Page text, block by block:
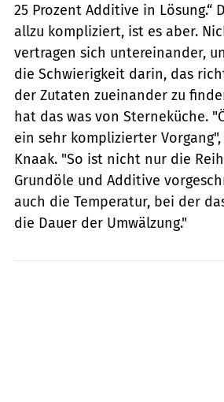
25 Prozent Additive in Lösung.“
allzu kompliziert, ist es aber.
vertragen sich untereinander,
die Schwierigkeit darin, das
der Zutaten zueinander zu
hat das was von Sterneküche.
ein sehr komplizierter
Knaak. "So ist nicht nur die
Grundöle und Additive
auch die Temperatur, bei der
die Dauer der Umwälzung."